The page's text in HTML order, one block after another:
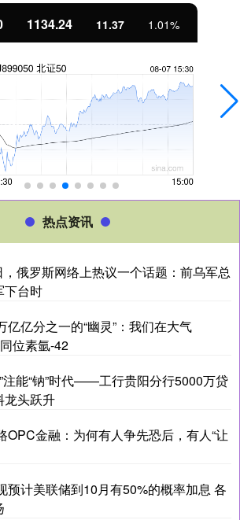
11.37 1.01%
热点资讯
俄罗斯网络上热议一个话题：前乌军总
下台时
亿亿分之一的“幽灵”：我们在大气
位素氩-42
注能“钠”时代——工行贵阳分行5000万贷
龙头跃升
OPC金融：为何有人争先恐后，有人“让
预计美联储到10月有50%的概率加息 各